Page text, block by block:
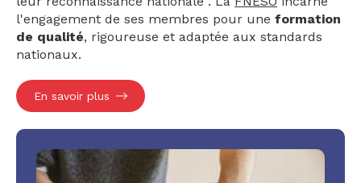
l'engagement de ses membres pour une formation
de qualité, rigoureuse et adaptée aux standards
nationaux.
En savoir plus